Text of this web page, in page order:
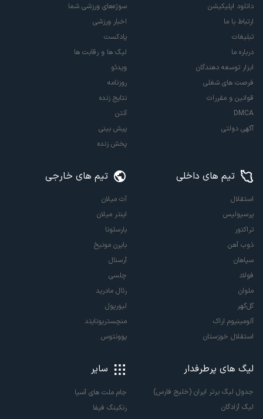
دانلود اپلیکیشن
ارتباط با ما
تبلیغات
درباره ما
ابزار توسعه دهندگان
فرصت های شغلی
قوانین و مقررات
DMCA
آگهی دولتی
سوژه‌های ورزشی شما
اخبار ورزشی
پادکست
لیگ ها و رقابت ها
ویدئو
روزنامه
نتایج زنده
آنتن
پیش بینی
پخش زنده
تیم های داخلی
استقلال
پرسپولیس
تراکتور
ذوب آهن
سپاهان
فولاد
ملوان
گل‌گهر
آلومینیوم اراک
استقلال خوزستان
تیم های خارجی
آث میلان
اینتر میلان
بارسلونا
بایرن مونیخ
آرسنال
چلسی
رئال مادرید
لیورپول
منچستریونایتد
یوونتوس
لیگ های پرطرفدار
جدول لیگ برتر ایران (خلیج فارس)
لیگ آزادگان
سایر
جام ملت های آسیا
رنکینگ فیفا